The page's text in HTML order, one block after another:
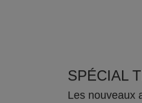
SPÉCIAL
Les nouveaux